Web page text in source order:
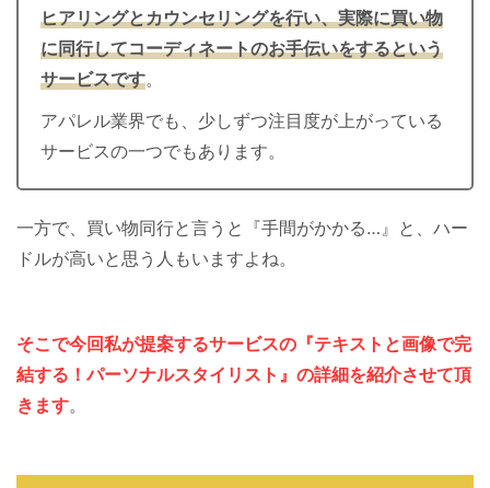
ヒアリングとカウンセリングを行い、実際に買い物
に同行してコーディネートのお手伝いをするという
サービスです。
アパレル業界でも、少しずつ注目度が上がっている
サービスの一つでもあります。
一方で、買い物同行と言うと『手間がかかる…』と、ハー
ドルが高いと思う人もいますよね。
そこで今回私が提案するサービスの 『テキストと画像で完
結する！パーソナルスタイリスト』の詳細を紹介させて頂
きます。